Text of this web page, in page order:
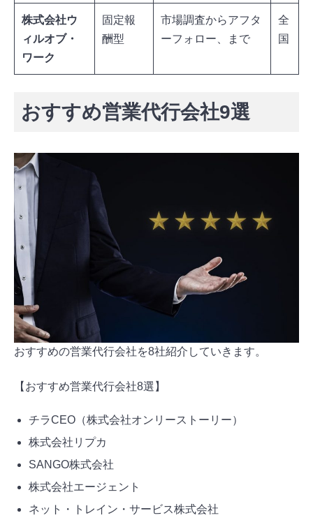
株式会社ウ
ィルオブ・
ワーク
固定報
酬型
市場調査からアフタ
ーフォロー、まで
全
国
おすすめ営業代行会社9選
おすすめの営業代行会社を8社紹介していきます。
【おすすめ営業代行会社8選】
チラCEO（株式会社オンリーストーリー）
株式会社リプカ
SANGO株式会社
株式会社エージェント
ネット・トレイン・サービス株式会社